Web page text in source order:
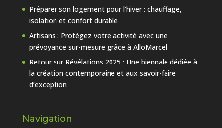
Préparer son logement pour l’hiver : chauffage,
isolation et confort durable
Artisans : Protégez votre activité avec une
prévoyance sur-mesure grâce à AlloMarcel
Retour sur Révélations 2025 : Une biennale dédiée à
la création contemporaine et aux savoir-faire
d’exception
Navigation